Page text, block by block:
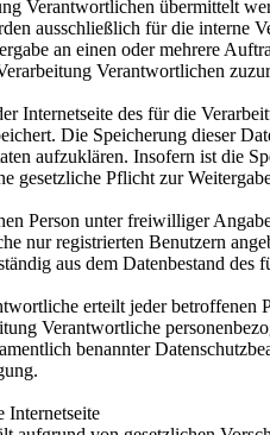
Verantwortlichen übermittelt
ausschließlich für die interne
an einen oder mehrere
Verantwortlichen
Internetseite des für die
Die Speicherung dieser
aufzuklären. Insofern ist die
gesetzliche Pflicht zur
Person unter freiwilliger
nur registrierten Benutzern
aus dem Datenbestand
erteilt jeder betroffenen
Verantwortliche
benannter
Internetseite